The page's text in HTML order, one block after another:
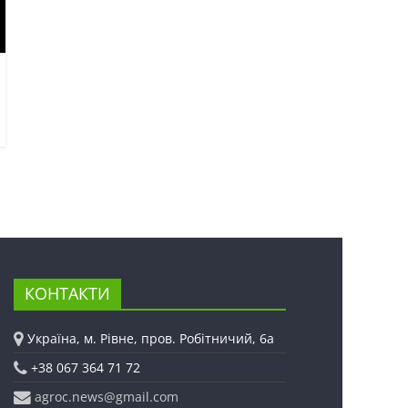
КОНТАКТИ
Україна, м. Рівне, пров. Робітничий, 6а
+38 067 364 71 72
agroc.news@gmail.com